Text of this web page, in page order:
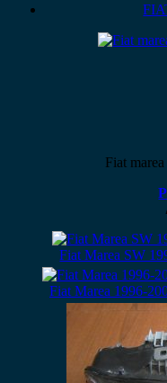
Fiat
Fiat Marea SW
Fiat Marea 1996-